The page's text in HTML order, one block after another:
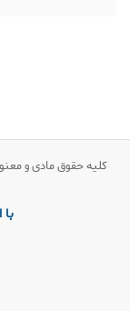
کلیه حقوق مادی و
با